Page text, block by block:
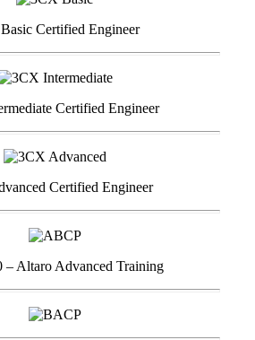
Certified Engineer
Certified Engineer
Certified Engineer
– Altaro Advanced Training